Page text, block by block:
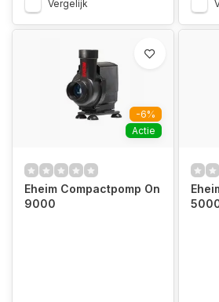
Vergelijk
-6%
Actie
Eheim Compactpomp On
9000